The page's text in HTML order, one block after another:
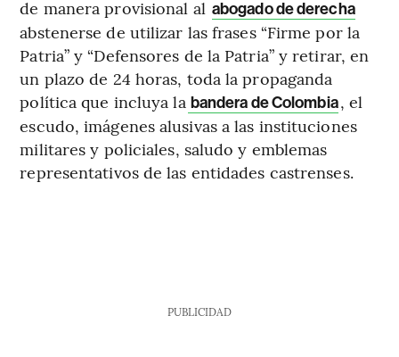
de manera provisional al abogado de derecha
abstenerse de utilizar las frases “Firme por la
Patria” y “Defensores de la Patria” y retirar, en
un plazo de 24 horas, toda la propaganda
política que incluya la bandera de Colombia, el
escudo, imágenes alusivas a las instituciones
militares y policiales, saludo y emblemas
representativos de las entidades castrenses.
PUBLICIDAD